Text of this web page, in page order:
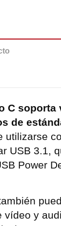
C
de
utilizarse
USB 3.1,
Power
vídeo y